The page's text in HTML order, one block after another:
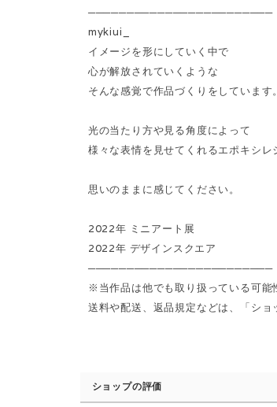
────────────────────────
mykiui_
イメージを形にしていく中で
心が解放されていくような
そんな感覚で作品づくりをしています。
光の当たり方や見る角度によって
様々な表情を見せてくれるエポキシレ
思いのままに感じてください。
2022年 ミニアート展
2022年 デザインスクエア
────────────────────────
※当作品は他でも取り扱っている可能
送料や配送、返品規定などは、「シ
ショップの評価